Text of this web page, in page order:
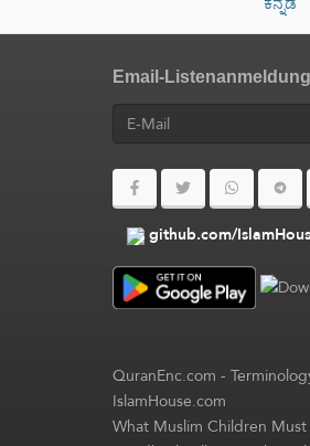
Email-Listenanmeldung
github.com/
QuranEnc.com-
IslamHouse.com
What Muslim Children